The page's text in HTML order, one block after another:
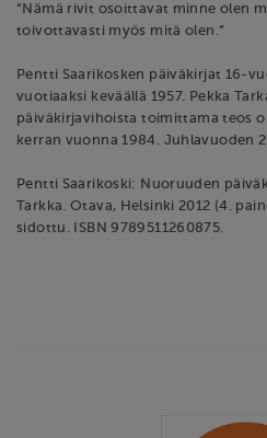
“Nämä rivit osoittavat minne olen
toivottavasti myös mitä olen.”
Pentti Saarikosken päiväkirjat 16-
vuotiaaksi keväällä 1957. Pekka
päiväkirjavihoista toimittama teos
kerran vuonna 1984. Juhlavuoden
Pentti Saarikoski: Nuoruuden
Tarkka. Otava, Helsinki 2012 (4.
sidottu. ISBN 9789511260875.